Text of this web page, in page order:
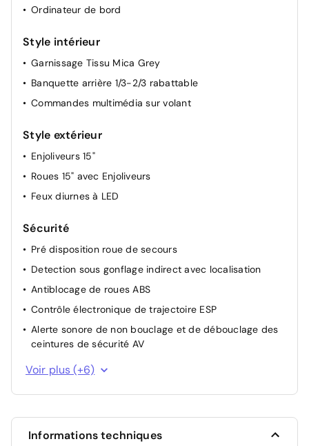
Dossier des sièges AV inclinables
Lève-vitres avant électriques
Miroir de courtoisie occultable sans éclairage
Rétroviseurs extérieur chauffant
Condamnation centralisée avec PLIP
Siège conducteur réglable en hauteur
Retroviseur interieur jour-nuit
Rétroviseurs extérieurs réglables électriquement
Ordinateur de bord
Style intérieur
Garnissage Tissu Mica Grey
Banquette arrière 1/3-2/3 rabattable
Commandes multimédia sur volant
Style extérieur
Enjoliveurs 15"
Roues 15" avec Enjoliveurs
Feux diurnes à LED
Sécurité
Pré disposition roue de secours
Detection sous gonflage indirect avec localisation
Antiblocage de roues ABS
Contrôle électronique de trajectoire ESP
Alerte sonore de non bouclage et de débouclage des
ceintures de sécurité AV
Sécurité enfant à l'arrière manuel
latéraux arrière
Système de surveillance de trajectoire latéral
Airbag passager avant déconnectable manuellement
Voir plus (+6)
Informations techniques